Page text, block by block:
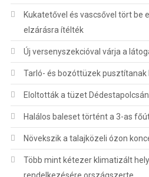
Kukatetővel és vascsővel tört be
elzárásra ítélték
Új versenyszekcióval várja a
Tarló- és bozóttüzek
Eloltották a tüzet
Halálos baleset történt a 3-as
Növekszik a talajközeli ózon
Több mint kétezer klimatizált